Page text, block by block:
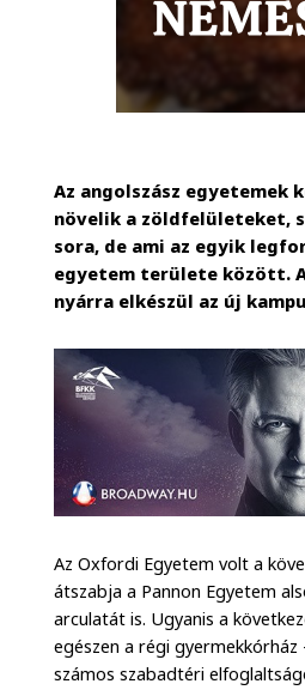
Az angolszász egyetemek
növelik a zöldfelületeket,
sora, de ami az egyik
egyetem területe között.
nyárra elkészül az új
Az Oxfordi Egyetem volt a
átszabja a Pannon Egyetem
arculatát is. Ugyanis a
egészen a régi
számos szabadtéri